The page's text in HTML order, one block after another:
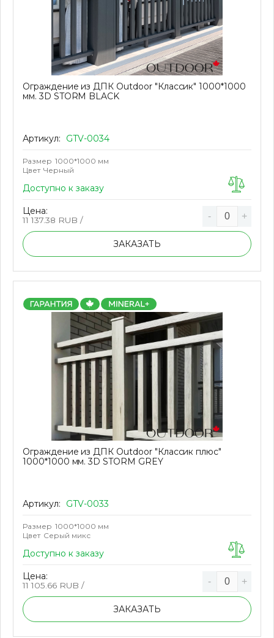
Ограждение из ДПК Outdoor "Классик" 1000*1000
мм. 3D STORM BLACK
Артикул: GTV-0034
Размер 1000*1000 мм
Цвет Черный
Доступно к заказу
Цена:
11 137.38 RUB / - +
ЗАКАЗАТЬ
Ограждение из ДПК Outdoor "Классик плюс"
1000*1000 мм. 3D STORM GREY
Артикул: GTV-0033
Размер 1000*1000 мм
Цвет Серый микс
Доступно к заказу
Цена:
11 105.66 RUB / - +
ЗАКАЗАТЬ